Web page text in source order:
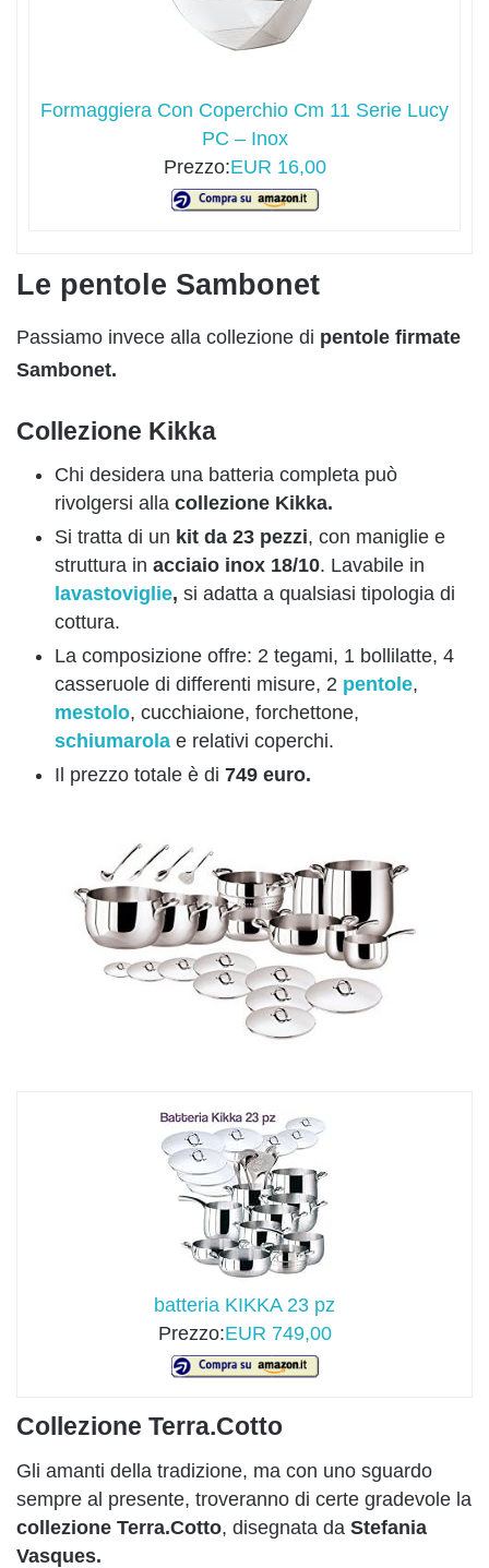
Formaggiera Con Coperchio Cm 11 Serie Lucy
PC – Inox
Prezzo:EUR 16,00
Le pentole Sambonet
Passiamo invece alla collezione di pentole firmate
Sambonet.
Collezione Kikka
Chi desidera una batteria completa può
rivolgersi alla collezione Kikka.
Si tratta di un kit da 23 pezzi, con maniglie e
struttura in acciaio inox 18/10. Lavabile in
lavastoviglie, si adatta a qualsiasi tipologia di
cottura.
La composizione offre: 2 tegami, 1 bollilatte, 4
casseruole di differenti misure, 2 pentole,
mestolo, cucchiaione, forchettone,
schiumarola e relativi coperchi.
Il prezzo totale è di 749 euro.
batteria KIKKA 23 pz
Prezzo:EUR 749,00
Collezione Terra.Cotto
Gli amanti della tradizione, ma con uno sguardo
sempre al presente, troveranno di certe gradevole la
collezione Terra.Cotto, disegnata da Stefania
Vasques.